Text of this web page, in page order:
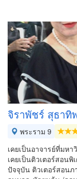
จิราพัชร์ สุธาทิ
พระราม 9
เคยเป็นอาจารย์ที่มห
เคยเป็นติวเตอร์สอน
ปัจจุบัน ติวเตอร์สอน